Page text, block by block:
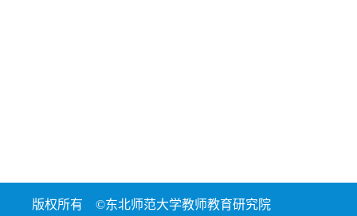
版权所有 ©东北师范大学教师教育研究院